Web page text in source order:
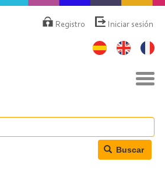
deRegistro Iniciar sesión
Buscar